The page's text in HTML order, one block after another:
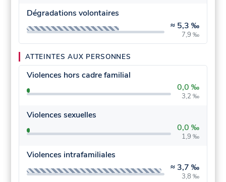
Dégradations volontaires
≈ 5,3 ‰
7,9 ‰
ATTEINTES AUX PERSONNES
Violences hors cadre familial
0,0 ‰
3,2 ‰
Violences sexuelles
0,0 ‰
1,9 ‰
Violences intrafamiliales
≈ 3,7 ‰
3,8 ‰